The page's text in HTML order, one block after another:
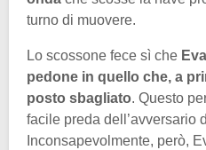
turno di muovere.
Lo scossone fece sì che
pedone in quello che, a
posto sbagliato. Questo
facile preda dell’avversario
Inconsapevolmente, però,